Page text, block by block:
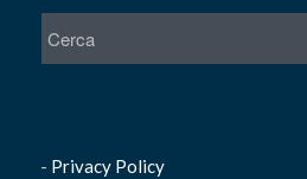
- Privacy Policy